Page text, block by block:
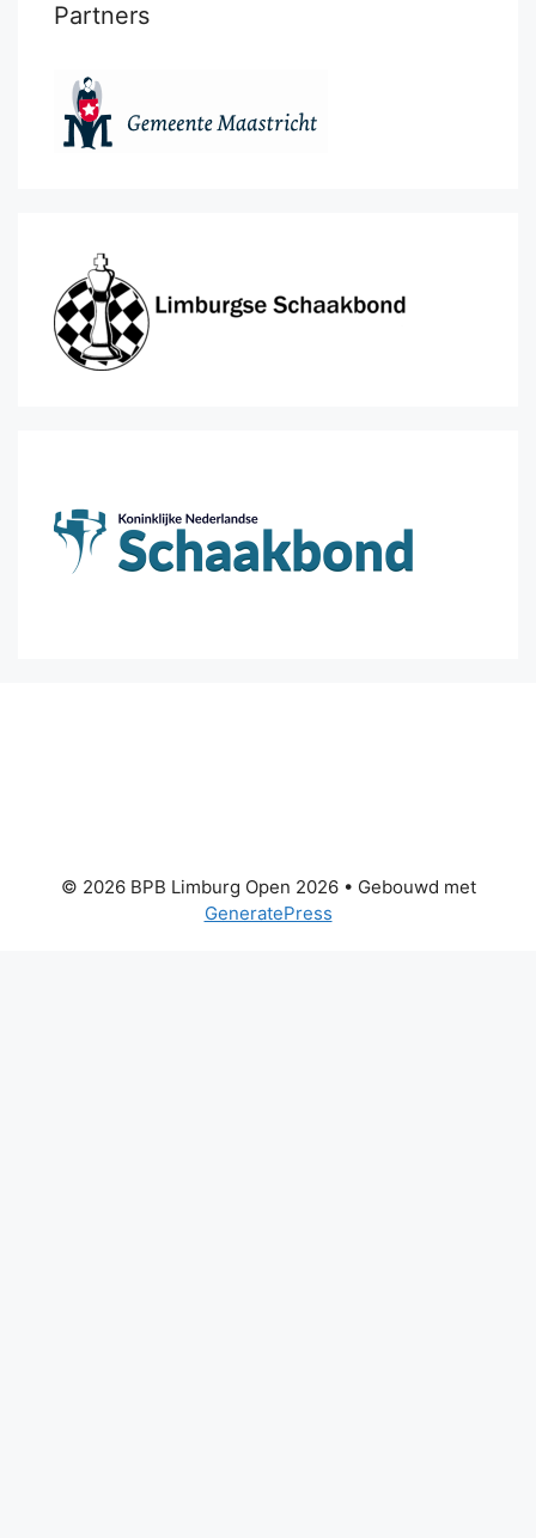
Partners
© 2026 BPB Limburg Open 2026• Gebouwd met
GeneratePress